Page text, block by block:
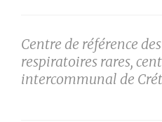
Centre de référence
respiratoires rares,
intercommunal de